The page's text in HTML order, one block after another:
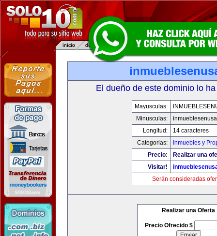
El dueño de este dominio lo
Mayusculas:
Minusculas:
Longitud:
14 caracteres
Categorias:
Inmuebles y
Precio:
Realizar una
Visitar!
Serán consideradas
Realizar una Oferta
Precio Ofrecido $